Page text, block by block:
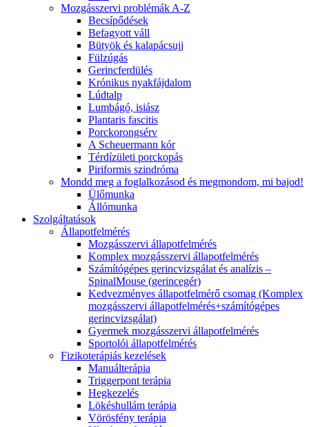
Mozgásszervi problémák A-Z
Becsípődések
Befagyott váll
Bütyök és kalapácsujj
Fülzúgás
Gerincferdülés
Krónikus nyakfájdalom
Lúdtalp
Lumbágó, isiász
Plantaris fascitis
Porckorongsérv
A Scheuermann kór
Térdízületi porckopás
Piriformis szindróma
Mondd meg a foglalkozásod és megmondom, mi bajod!
Ülőmunka
Állómunka
Szolgáltatások
Állapotfelmérés
Mozgásszervi állapotfelmérés
Komplex mozgásszervi állapotfelmérés
Számítógépes gerincvizsgálat és analízis –
SpinalMouse (gerincegér)
Kedvezményes állapotfelmérő csomag (Komplex
mozgásszervi állapotfelmérés+számítógépes
gerincvizsgálat)
Gyermek mozgásszervi állapotfelmérés
Sportolói állapotfelmérés
Fizikoterápiás kezelések
Manuálterápia
Triggerpont terápia
Hegkezelés
Lökéshullám terápia
Vörösfény terápia